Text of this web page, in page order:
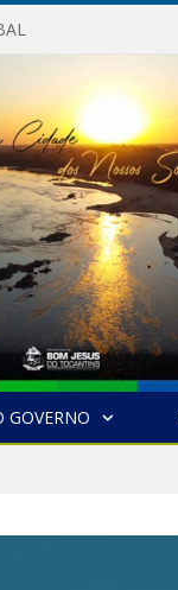
GOVERNO